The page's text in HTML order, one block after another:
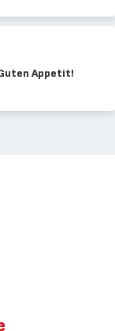
Appetit!